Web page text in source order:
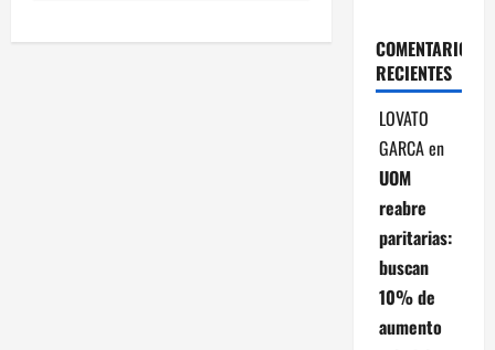
g
COMENTARIOS
RECIENTES
LOVATO
GARCAen
UOM
reabre
paritarias:
buscan
10% de
aumento